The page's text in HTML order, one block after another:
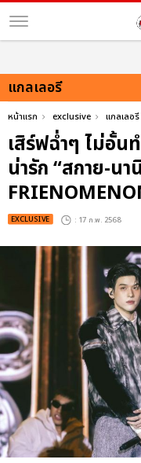
แกลเลอรี
หน้าแรก exclusive แกลเลอรี
เสิร์ฟฉ่ำๆ ไม่อั้น
น่ารัก “สกาย-น
EXCLUSIVE : 17 ก.พ. 2568